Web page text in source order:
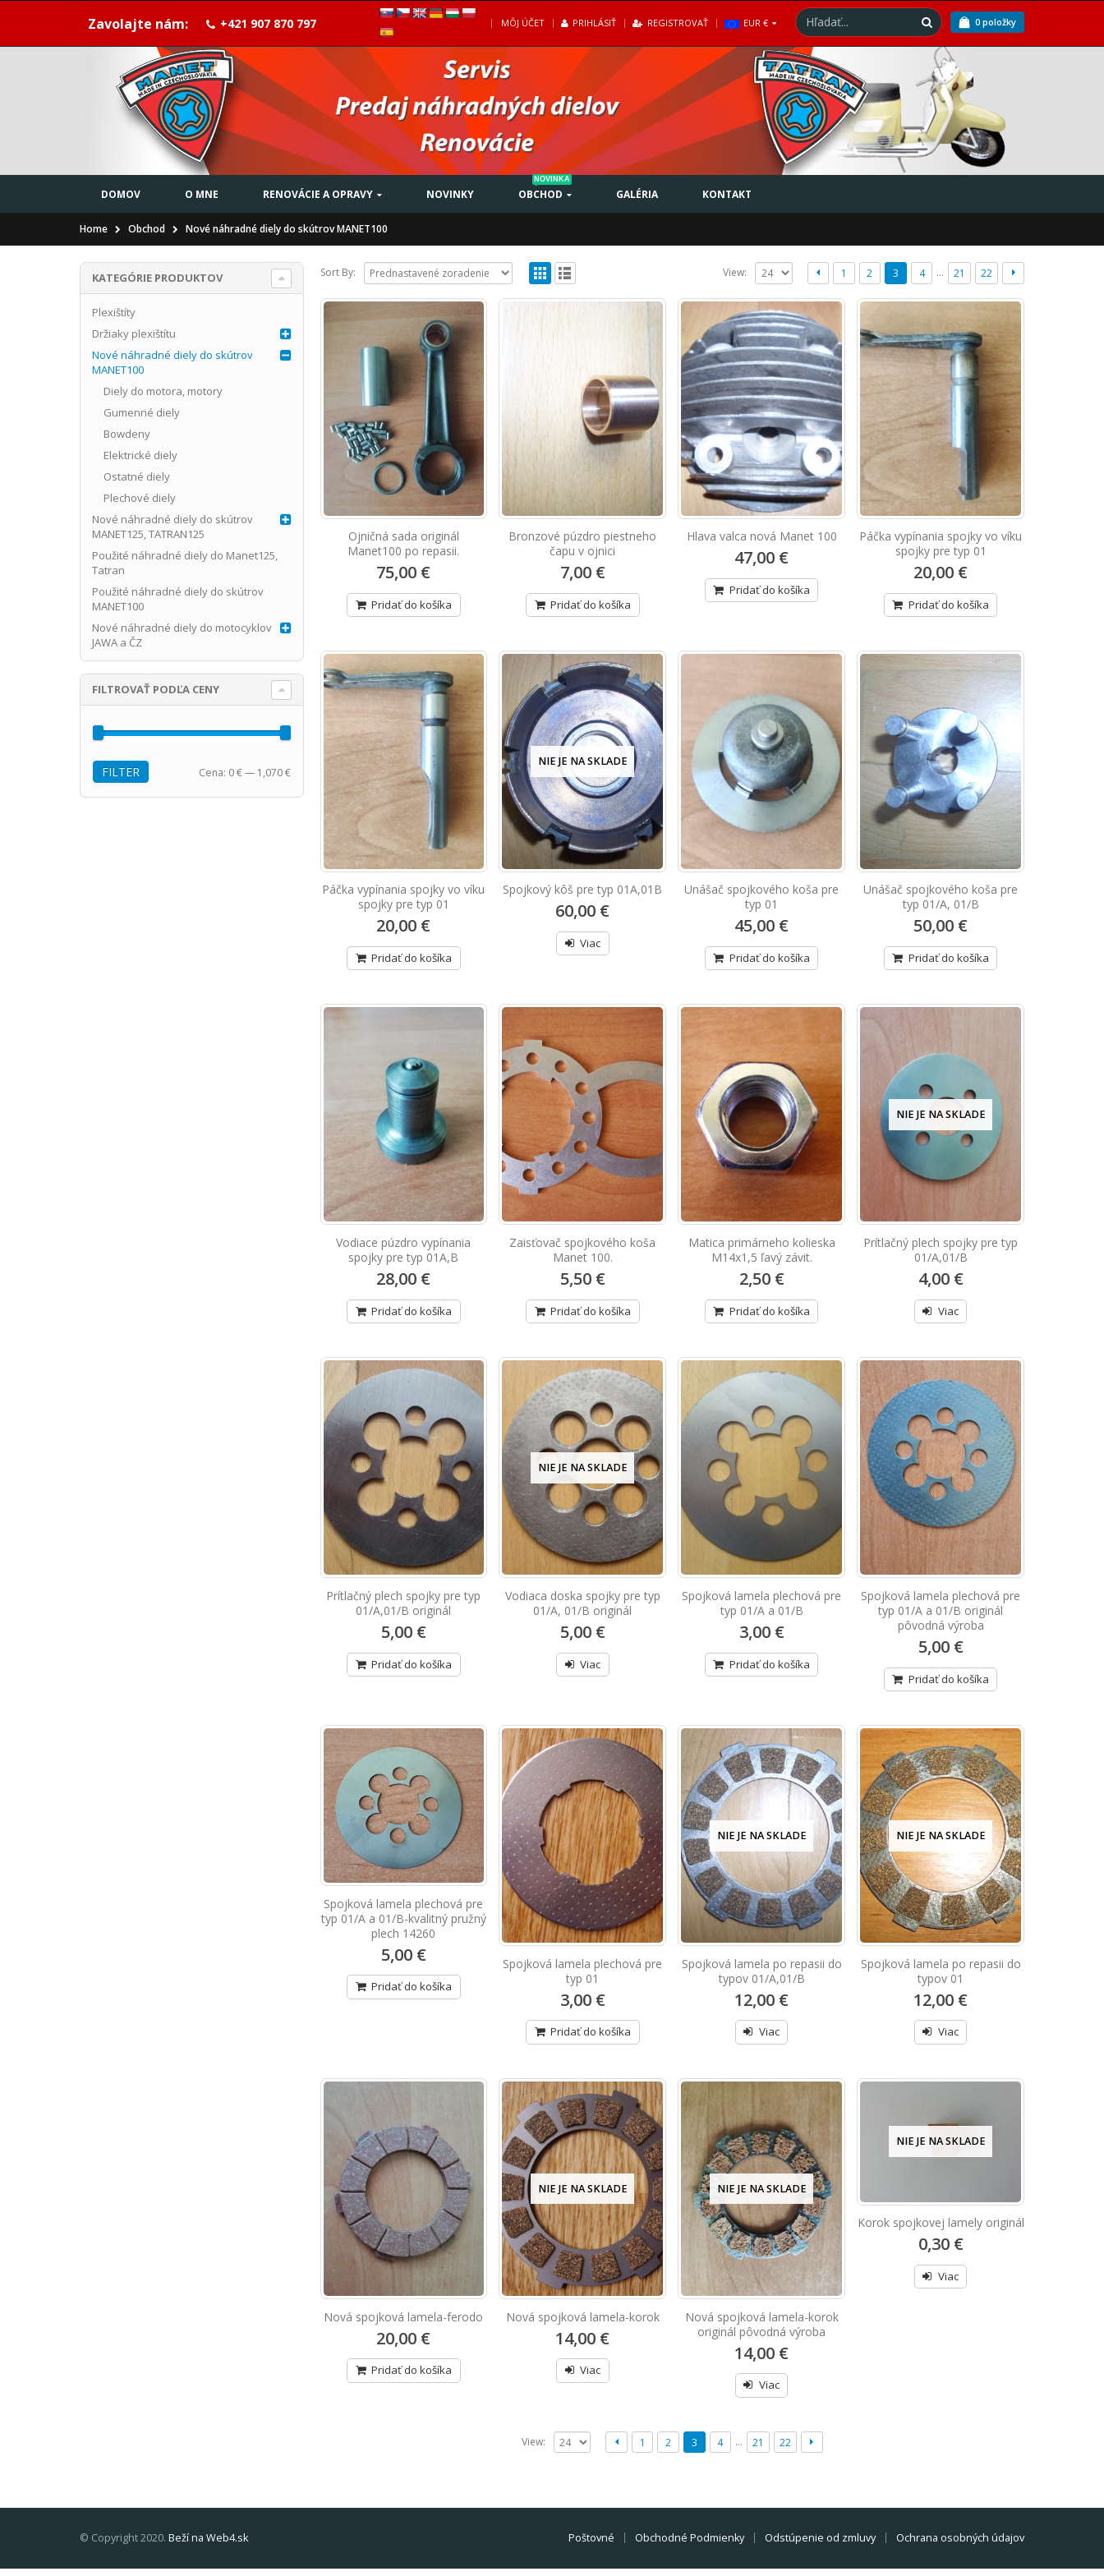
Zavolajte nám: +421 907 870 797 | MÔJ ÚČET PRIHLÁSIŤ REGISTROVAŤ EUR € 0 položky
DOMOV O MNE RENOVÁCIE A OPRAVY NOVINKY OBCHOD
NOVINKA
GALÉRIA KONTAKT
Home Obchod Nové náhradné diely do skútrov MANET100
Sort By: View: 1 2 3 4 … 21 22
Ojničná sada originál
Manet100 po repasii.
75,00 €
Pridať do košíka
Bronzové púzdro piestneho
čapu v ojnici
7,00 €
Pridať do košíka
Hlava valca nová Manet 100
47,00 €
Pridať do košíka
Páčka vypínania spojky vo víku
spojky pre typ 01
20,00 €
Pridať do košíka
Páčka vypínania spojky vo víku
spojky pre typ 01
20,00 €
Pridať do košíka
NIE JE NA SKLADE
Spojkový kôš pre typ 01A,01B
60,00 €
Viac
Unášač spojkového koša pre
typ 01
45,00 €
Pridať do košíka
Unášač spojkového koša pre
typ 01/A, 01/B
50,00 €
Pridať do košíka
Vodiace púzdro vypínania
spojky pre typ 01A,B
28,00 €
Pridať do košíka
Zaisťovač spojkového koša
Manet 100.
5,50 €
Pridať do košíka
Matica primárneho kolieska
M14x1,5 ľavý závit.
2,50 €
Pridať do košíka
NIE JE NA SKLADE
Prítlačný plech spojky pre typ
01/A,01/B
4,00 €
Viac
Prítlačný plech spojky pre typ
01/A,01/B originál
5,00 €
Pridať do košíka
NIE JE NA SKLADE
Vodiaca doska spojky pre typ
01/A, 01/B originál
5,00 €
Viac
Spojková lamela plechová pre
typ 01/A a 01/B
3,00 €
Pridať do košíka
Spojková lamela plechová pre
typ 01/A a 01/B originál
pôvodná výroba
5,00 €
Pridať do košíka
Spojková lamela plechová pre
typ 01/A a 01/B-kvalitný pružný
plech 14260
5,00 €
Pridať do košíka
Spojková lamela plechová pre
typ 01
3,00 €
Pridať do košíka
NIE JE NA SKLADE
Spojková lamela po repasii do
typov 01/A,01/B
12,00 €
Viac
NIE JE NA SKLADE
Spojková lamela po repasii do
typov 01
12,00 €
Viac
Nová spojková lamela-ferodo
20,00 €
Pridať do košíka
NIE JE NA SKLADE
Nová spojková lamela-korok
14,00 €
Viac
NIE JE NA SKLADE
Nová spojková lamela-korok
originál pôvodná výroba
14,00 €
Viac
NIE JE NA SKLADE
Korok spojkovej lamely originál
0,30 €
Viac
View: 1 2 3 4 … 21 22
KATEGÓRIE PRODUKTOV
Plexištíty
Držiaky plexištítu
Nové náhradné diely do skútrov
MANET100
Diely do motora, motory
Gumenné diely
Bowdeny
Elektrické diely
Ostatné diely
Plechové diely
Nové náhradné diely do skútrov
MANET125, TATRAN125
Použité náhradné diely do Manet125,
Tatran
Použité náhradné diely do skútrov
MANET100
Nové náhradné diely do motocyklov
JAWA a ČZ
FILTROVAŤ PODĽA CENY
FILTER Cena: 0 €— 1,070 €
© Copyright 2020. Beží na Web4.sk Poštovné Obchodné Podmienky Odstúpenie od zmluvy Ochrana osobných údajov